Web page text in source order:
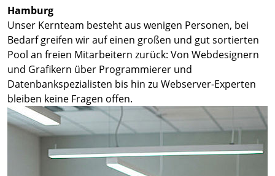
Hamburg
Unser Kernteam besteht aus wenigen Personen, bei
Bedarf greifen wir auf einen großen und gut sortierten
Pool an freien Mitarbeitern zurück: Von Webdesignern
und Grafikern über Programmierer und
Datenbankspezialisten bis hin zu Webserver-Experten
bleiben keine Fragen offen.